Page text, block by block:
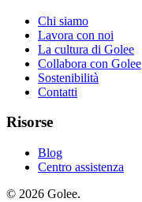
Chi siamo
Lavora con noi
La cultura di Golee
Collabora con Golee
Sostenibilità
Contatti
Risorse
Blog
Centro assistenza
© 2026 Golee.